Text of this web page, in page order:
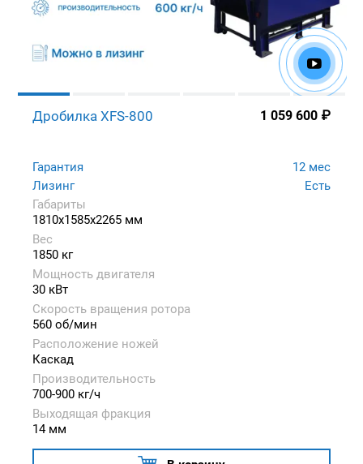
Дробилка XFS-800 1 059 600 ₽
Гарантия
12 мес
Лизинг
Есть
Габариты
1810x1585x2265 мм
Вес
1850 кг
Мощность двигателя
30 кВт
Скорость вращения ротора
560 об/мин
Расположение ножей
Каскад
Производительность
700-900 кг/ч
Выходящая фракция
14 мм